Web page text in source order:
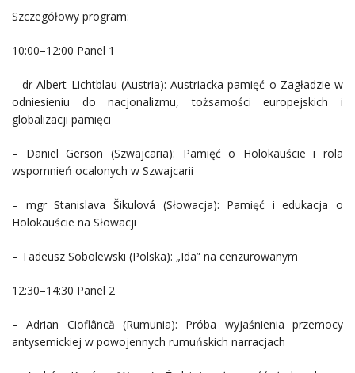
Szczegółowy program:
10:00–12:00 Panel 1
– dr Albert Lichtblau (Austria): Austriacka pamięć o Zagładzie w
odniesieniu do nacjonalizmu, tożsamości europejskich i
globalizacji pamięci
– Daniel Gerson (Szwajcaria): Pamięć o Holokauście i rola
wspomnień ocalonych w Szwajcarii
– mgr Stanislava Šikulová (Słowacja): Pamięć i edukacja o
Holokauście na Słowacji
– Tadeusz Sobolewski (Polska): „Ida” na cenzurowanym
12:30–14:30 Panel 2
– Adrian Cioflâncă (Rumunia): Próba wyjaśnienia przemocy
antysemickiej w powojennych rumuńskich narracjach